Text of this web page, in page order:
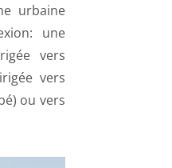
urbaine
une
vers
vers
ou vers